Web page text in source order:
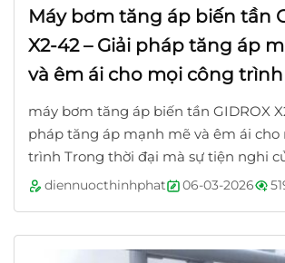
Máy bơm tăng áp biến tần
X2-42 – Giải pháp tăng áp
và êm ái cho mọi công trình
máy bơm tăng áp biến tần GIDROX
pháp tăng áp mạnh mẽ và êm ái cho
trình Trong thời đại mà sự tiện nghi của hệ thống
nước sinh hoạt ngày càng được chú
diennuocthinhphat 06-03-2026